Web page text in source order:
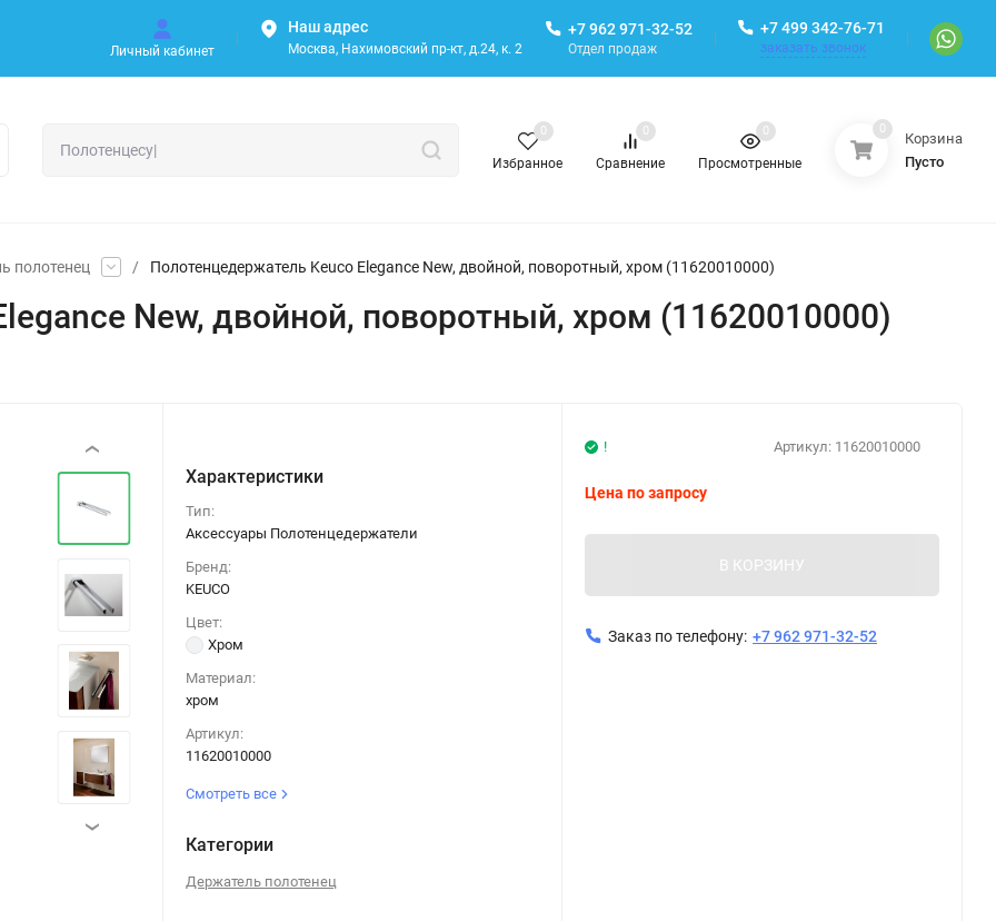
Личный кабинет
Наш адрес
Москва, Нахимовский пр-кт, д.24, к. 2
+7 962 971-32-52
Отдел продаж
+7 499 342-76-71
заказать звонок
Избранное
0
Сравнение
0
Просмотренные
0 0
Корзина
Пусто
полотенец / Полотенцедержатель Keuco Elegance New, двойной, поворотный, хром (11620010000)
New, двойной, поворотный, хром (11620010000)
‹
›
Характеристики
Тип:
Аксессуары Полотенцедержатели
Бренд:
KEUCO
Цвет:
Хром
Материал:
хром
Артикул:
11620010000
Смотреть все
Категории
Держатель полотенец
Артикул: 11620010000
!
Цена по запросу
В КОРЗИНУ
Заказ по телефону: +7 962 971-32-52